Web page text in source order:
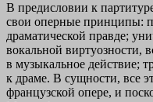
В предисловии к
свои оперные принципы:
драматической правде;
вокальной виртуозности,
в музыкальное действие;
к драме. В сущности, все
французской опере, и